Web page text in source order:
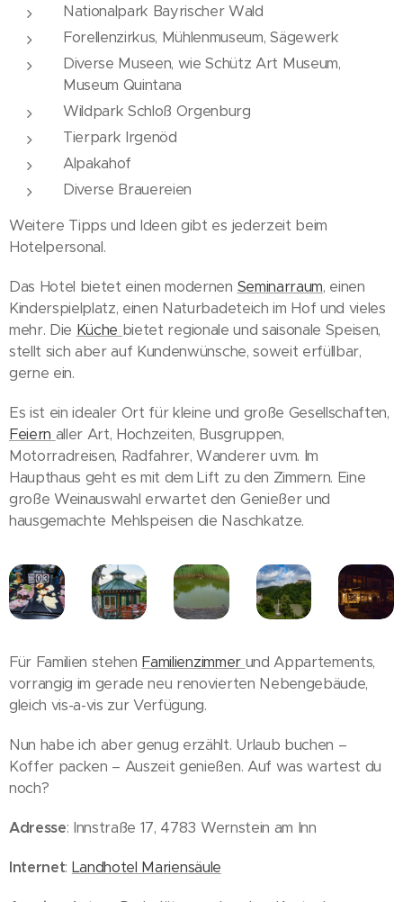
Nationalpark Bayrischer Wald
Forellenzirkus, Mühlenmuseum, Sägewerk
Diverse Museen, wie Schütz Art Museum,
Museum Quintana
Wildpark Schloß Orgenburg
Tierpark Irgenöd
Alpakahof
Diverse Brauereien
Weitere Tipps und Ideen gibt es jederzeit beim
Hotelpersonal.
Das Hotel bietet einen modernen Seminarraum, einen
Kinderspielplatz, einen Naturbadeteich im Hof und vieles
mehr. Die Küche bietet regionale und saisonale Speisen,
stellt sich aber auf Kundenwünsche, soweit erfüllbar,
gerne ein.
Es ist ein idealer Ort für kleine und große Gesellschaften,
Feiern aller Art, Hochzeiten, Busgruppen,
Motorradreisen, Radfahrer, Wanderer uvm. Im
Haupthaus geht es mit dem Lift zu den Zimmern. Eine
große Weinauswahl erwartet den Genießer und
hausgemachte Mehlspeisen die Naschkatze.
Für Familien stehen Familienzimmer und Appartements,
vorrangig im gerade neu renovierten Nebengebäude,
gleich vis-a-vis zur Verfügung.
Nun habe ich aber genug erzählt. Urlaub buchen –
Koffer packen – Auszeit genießen. Auf was wartest du
noch?
Adresse: Innstraße 17, 4783 Wernstein am Inn
Internet: Landhotel Mariensäule